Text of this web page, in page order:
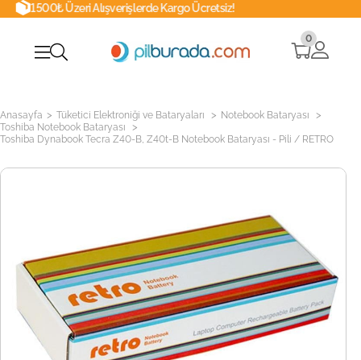
Alışverişlerde Kargo Ücretsiz!
0
Anasayfa > Tüketici Elektroniği ve Bataryaları > Notebook Bataryası >
Toshiba Notebook Bataryası >
Toshiba Dynabook Tecra Z40-B, Z40t-B Notebook Bataryası - Pili / RETRO